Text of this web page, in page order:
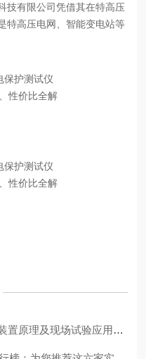
技有限公司凭借其在特高压
特高压电网、智能变电站等
原理及现场试验应用详解